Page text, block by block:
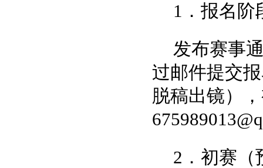
1．报名
发布赛事
过邮件提交
脱稿出镜）
2．初赛（